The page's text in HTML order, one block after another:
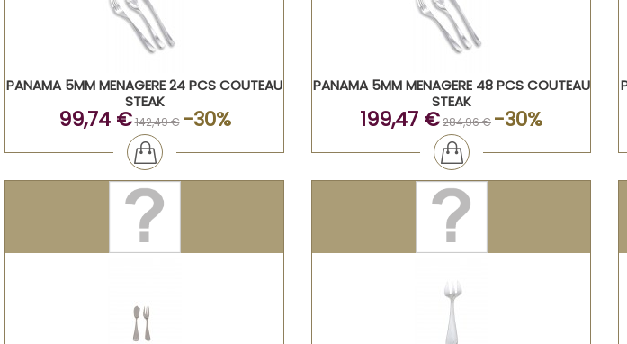
PANAMA 5MM MENAGERE 24 PCS COUTEAU
STEAK
99,74 €142,49 € -30%
PANAMA 5MM MENAGERE 48 PCS COUTEAU
STEAK
199,47 €284,96 € -30%